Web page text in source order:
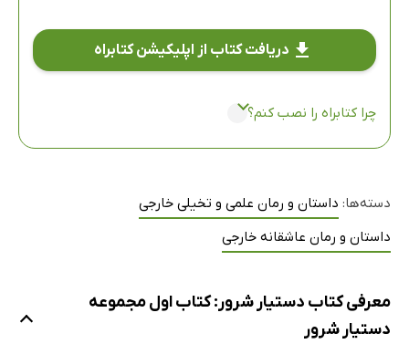
دریافت کتاب از اپلیکیشن کتابراه
چرا کتابراه را نصب کنم؟
دسته‌ها: داستان و رمان علمی و تخیلی خارجی
داستان و رمان عاشقانه خارجی
معرفی کتاب دستیار شرور: کتاب اول مجموعه
دستیار شرور